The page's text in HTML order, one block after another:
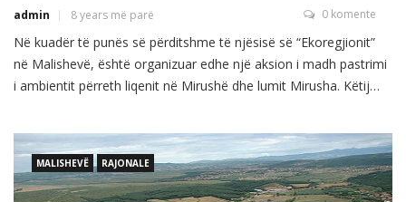
admin 8 years më parë 0 komente
Në kuadër të punës së përditshme të njësisë së “Ekoregjionit”
në Malishevë, është organizuar edhe një aksion i madh pastrimi
i ambientit përreth liqenit në Mirushë dhe lumit Mirusha. Këtij
kryetari i Komunës së Malishevës, Ragip Begaj. Në këtë aksion
kanë marrë pjesë mbi 60 […]
MALISHEVË RAJONALE